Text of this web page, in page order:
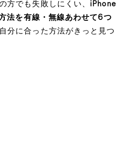
方でも失敗しにくい、iPhone
法を有線・無線あわせて6つ
分に合った方法がきっと見つ